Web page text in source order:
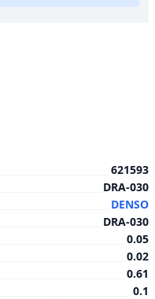
621593
DRA-030
DENSO
DRA-030
0.05
0.02
0.61
0.1